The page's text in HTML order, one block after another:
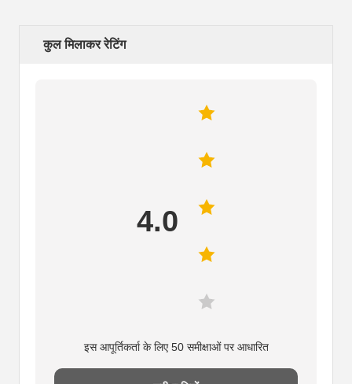
कुल मिलाकर रेटिंग
4.0
इस आपूर्तिकर्ता के लिए 50 समीक्षाओं पर आधारित